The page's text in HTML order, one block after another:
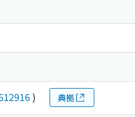
) 典拠